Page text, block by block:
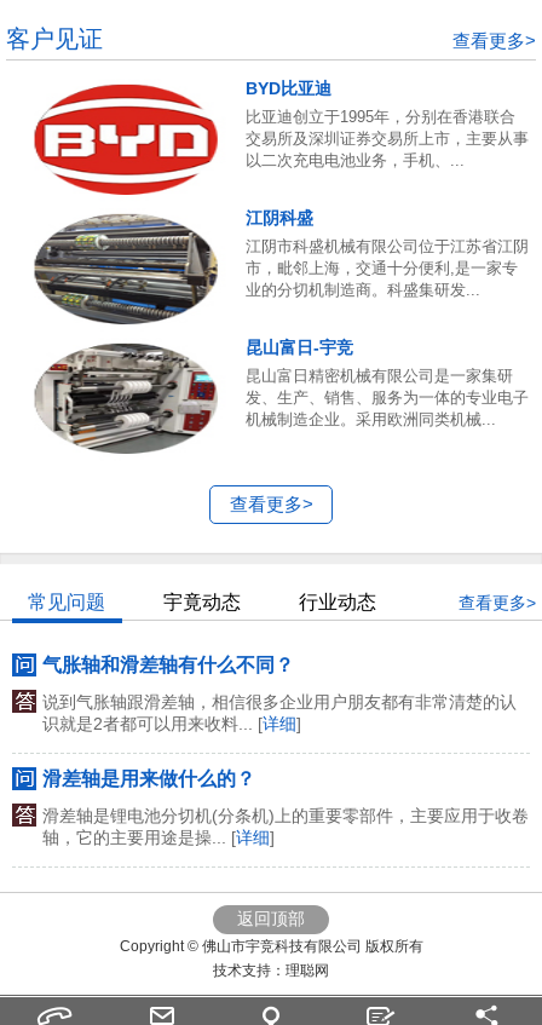
客户见证 查看更多>
BYD比亚迪
比亚迪创立于1995年，分别在香港联合
交易所及深圳证券交易所上市，主要从事
以二次充电电池业务，手机、...
江阴科盛
江阴市科盛机械有限公司位于江苏省江阴
市，毗邻上海，交通十分便利,是一家专
业的分切机制造商。科盛集研发...
昆山富日-宇竞
昆山富日精密机械有限公司是一家集研
发、生产、销售、服务为一体的专业电子
机械制造企业。采用欧洲同类机械...
查看更多>
常见问题 宇竟动态 行业动态 查看更多>
气胀轴和滑差轴有什么不同？
说到气胀轴跟滑差轴，相信很多企业用户朋友都有非常清楚的认
识就是2者都可以用来收料... [详细]
滑差轴是用来做什么的？
滑差轴是锂电池分切机(分条机)上的重要零部件，主要应用于收卷
轴，它的主要用途是操... [详细]
返回顶部
Copyright © 佛山市宇竞科技有限公司 版权所有
技术支持： 理聪网